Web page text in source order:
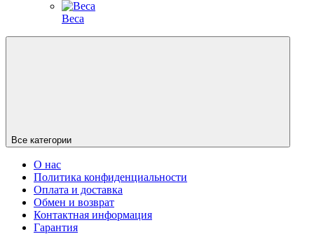
Веса
Все категории
О нас
Политика конфиденциальности
Оплата и доставка
Обмен и возврат
Контактная информация
Гарантия